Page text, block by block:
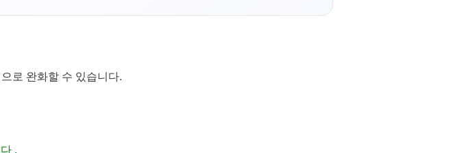
로 완화할 수 있습니다.
.